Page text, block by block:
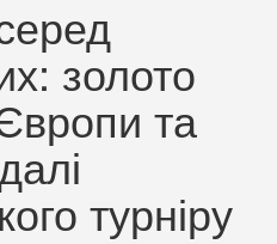
золото
та
турніру